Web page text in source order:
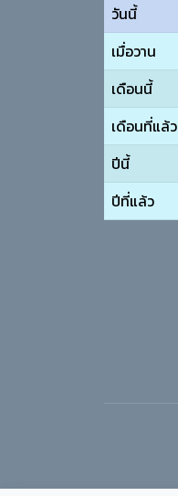
วันนี้
เมื่อวาน
เดือนนี้
เดือนที่แล้ว
ปีนี้
ปีที่แล้ว